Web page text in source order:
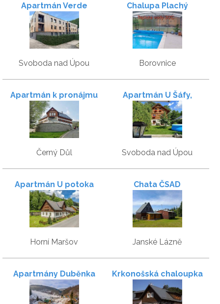
Apartmán Verde
Svoboda nad Úpou
Chalupa Plachý
Borovnice
Apartmán k pronájmu
Černý Důl
Apartmán U Šáfy,
Krkonoše
Svoboda nad Úpou
Apartmán U potoka
Horní Maršov
Chata ČSAD
Janské Lázně
Apartmány Duběnka Krkonošská chaloupka